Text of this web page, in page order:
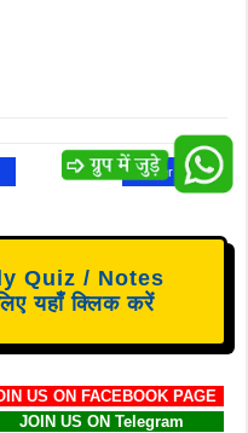
Older Post
Quiz / Notes
यहाँ क्लिक करें
US ON FACEBOOK PAGE
JOIN US ON Telegram